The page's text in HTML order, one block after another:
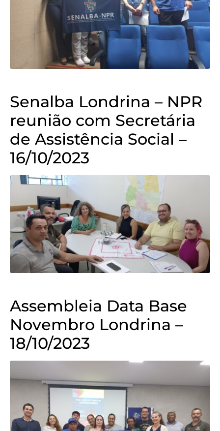
Senalba Londrina – NPR
reunião com Secretária
de Assistência Social –
16/10/2023
Assembleia Data Base
Novembro Londrina –
18/10/2023